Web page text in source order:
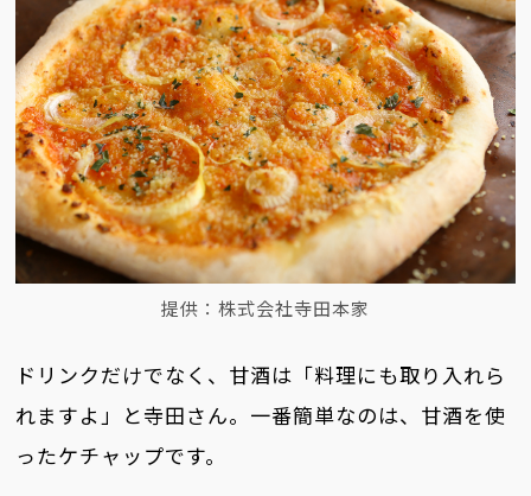
提供：株式会社寺田本家
ドリンクだけでなく、甘酒は「料理にも取り入れら
れますよ」と寺田さん。一番簡単なのは、甘酒を使
ったケチャップです。